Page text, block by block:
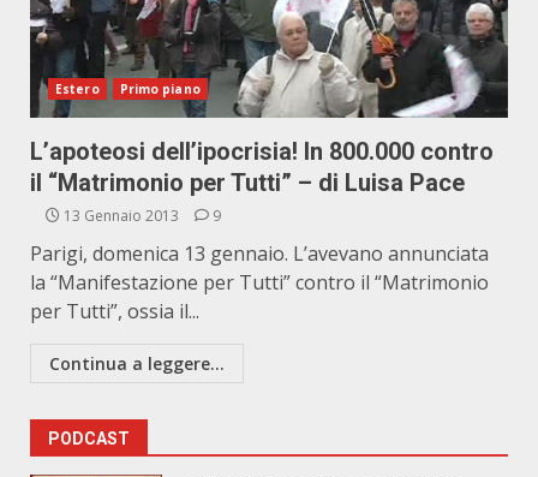
Estero Primo piano
L’apoteosi dell’ipocrisia! In 800.000 contro
il “Matrimonio per Tutti” – di Luisa Pace
13 Gennaio 2013 9
Parigi, domenica 13 gennaio. L’avevano annunciata
la “Manifestazione per Tutti” contro il “Matrimonio
per Tutti”, ossia il...
Continua a leggere...
PODCAST